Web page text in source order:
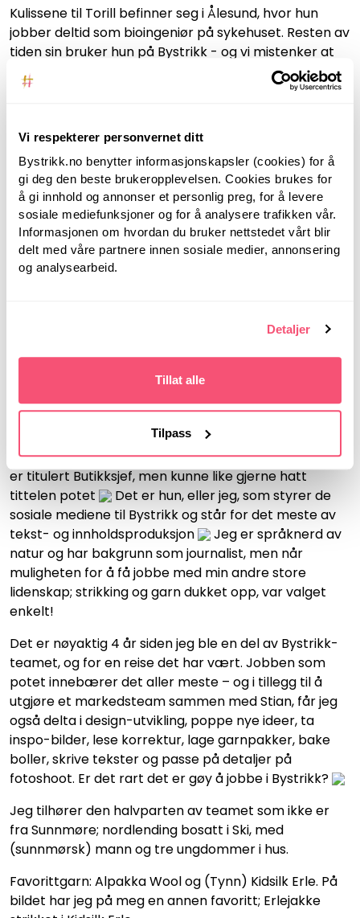
Vi respekterer personvernet ditt
Bystrikk.no benytter informasjonskapsler (cookies) for å
gi deg den beste brukeropplevelsen. Cookies brukes for
å gi innhold og annonser et personlig preg, for å levere
sosiale mediefunksjoner og for å analysere trafikken vår.
Informasjonen om hvordan du bruker nettstedet vårt blir
delt med våre partnere innen sosiale medier, annonsering
og analysearbeid.
Detaljer
Tillat alle
Tilpass
Kulissene til Torill befinner seg i Ålesund, hvor hun
jobber deltid som bioingeniør på sykehuset. Resten av
tiden sin bruker hun på Bystrikk - og vi mistenker at
oppskriftene våre ligger og godgjør seg i
underbevisstheten hennes til alle døgnets tider. Og
Torill er en kløpper med både strikkepinner, tall og
utregninger – og er hjernen bak de aller fleste
Bystrikk-oppskriftene. Hun regner, beregner, klør seg
i hodet – og finner alltid svar!
Ingunn og Torill har alltid jobbet tett sammen – og
skapt den ene bestselgeren etter den andre. Hva
skulle vi gjort uten Torill (og Teams)? Torill bor altså i
stas er det når hun tar turen til Bystrikk HQ på
Favorittgarn: Kidsilk Erle og Alpakka Forte.
Vi presenterer Bystrikk-teamet// Linda @ullasunivers
er titulert Butikksjef, men kunne like gjerne hatt
tittelen potet
Det er hun, eller jeg, som styrer de
sosiale mediene til Bystrikk og står for det meste av
tekst- og innholdsproduksjon
Jeg er språknerd av
natur og har bakgrunn som journalist, men når
muligheten for å få jobbe med min andre store
lidenskap; strikking og garn dukket opp, var valget
enkelt!
Det er nøyaktig 4 år siden jeg ble en del av Bystrikk-
teamet, og for en reise det har vært. Jobben som
potet innebærer det aller meste – og i tillegg til å
utgjøre et markedsteam sammen med Stian, får jeg
også delta i design-utvikling, poppe nye ideer, ta
inspo-bilder, lese korrektur, lage garnpakker, bake
boller, skrive tekster og passe på detaljer på
fotoshoot. Er det rart det er gøy å jobbe i Bystrikk?
Jeg tilhører den halvparten av teamet som ikke er
fra Sunnmøre; nordlending bosatt i Ski, med
(sunnmørsk) mann og tre ungdommer i hus.
Favorittgarn: Alpakka Wool og (Tynn) Kidsilk Erle. På
bildet har jeg på meg en annen favoritt; Erlejakke